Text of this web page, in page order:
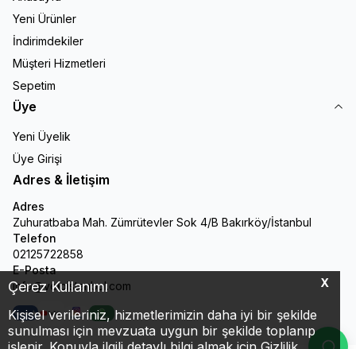
X
Çerez Kullanımı
Kişisel verileriniz, hizmetlerimizin daha iyi bir şekilde
sunulması için mevzuata uygun bir şekilde toplanıp
Yeni Ürünler
İndirimdekiler
Müşteri Hizmetleri
Sepetim
Üye
Yeni Üyelik
Üye Girişi
Adres & İletişim
Adres
Zuhuratbaba Mah. Zümrütevler Sok 4/B Bakırköy/İstanbul
Telefon
02125722858
E-Posta
info@veloistanbul.com
Facebook
YoutubeInstagramWhatsApp